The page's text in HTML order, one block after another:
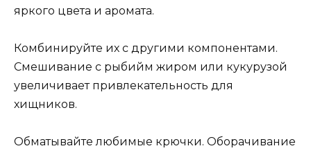
яркого цвета и аромата.
Комбинируйте их с другими компонентами.
Смешивание с рыбийм жиром или кукурузой
увеличивает привлекательность для
хищников.
Обматывайте любимые крючки. Оборачивание